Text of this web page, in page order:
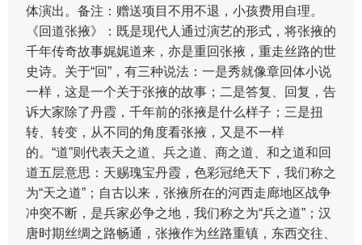
体演出。备注：赠送项目不用不退，小孩费用自理。
《回道张掖》：既是现代人通过演艺的形式，将张掖的
千年传奇故事娓娓道来，亦是重回张掖，重走丝路的世
史诗。关于“回”，有三种说法：一是秀就像章回体小说
一样，这是一个关于张掖的故事；二是答复、回复，告
诉大家除了丹霞，千年前的张掖是什么样子；三是扭
转、转变，从不同的角度看张掖，又是不一样
的。“道”则代表天之道、兵之道、商之道、和之道和回
道五层意思：天赐瑰宝丹霞，色彩冠绝天下，我们称之
为“天之道”；自古以来，张掖所在的河西走廊地区战争
冲突不断，是兵家必争之地，我们称之为“兵之道”；汉
唐时期丝绸之路畅通，张掖作为丝路重镇，东西交往、